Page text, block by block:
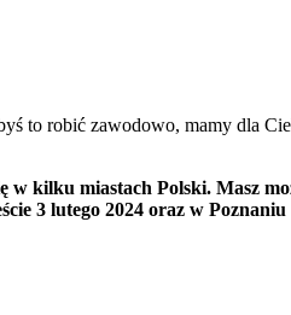
to robić zawodowo, mamy dla
w kilku miastach Polski. Masz
3 lutego 2024 oraz w